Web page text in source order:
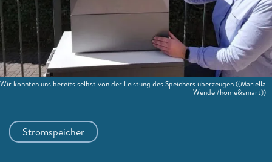
Stromspeicher
Wir konnten uns bereits selbst von der Leistung des Speichers überzeugen((Mariella
Wendel/home&smart))